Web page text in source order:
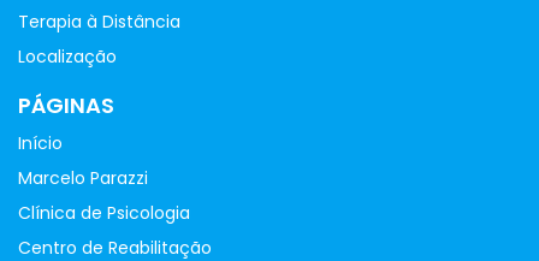
Terapia à Distância
Localização
PÁGINAS
Início
Marcelo Parazzi
Clínica de Psicologia
Centro de Reabilitação